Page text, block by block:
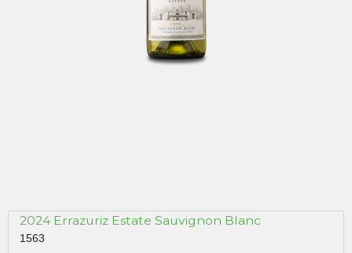
2024 Errazuriz Estate Sauvignon Blanc
1563